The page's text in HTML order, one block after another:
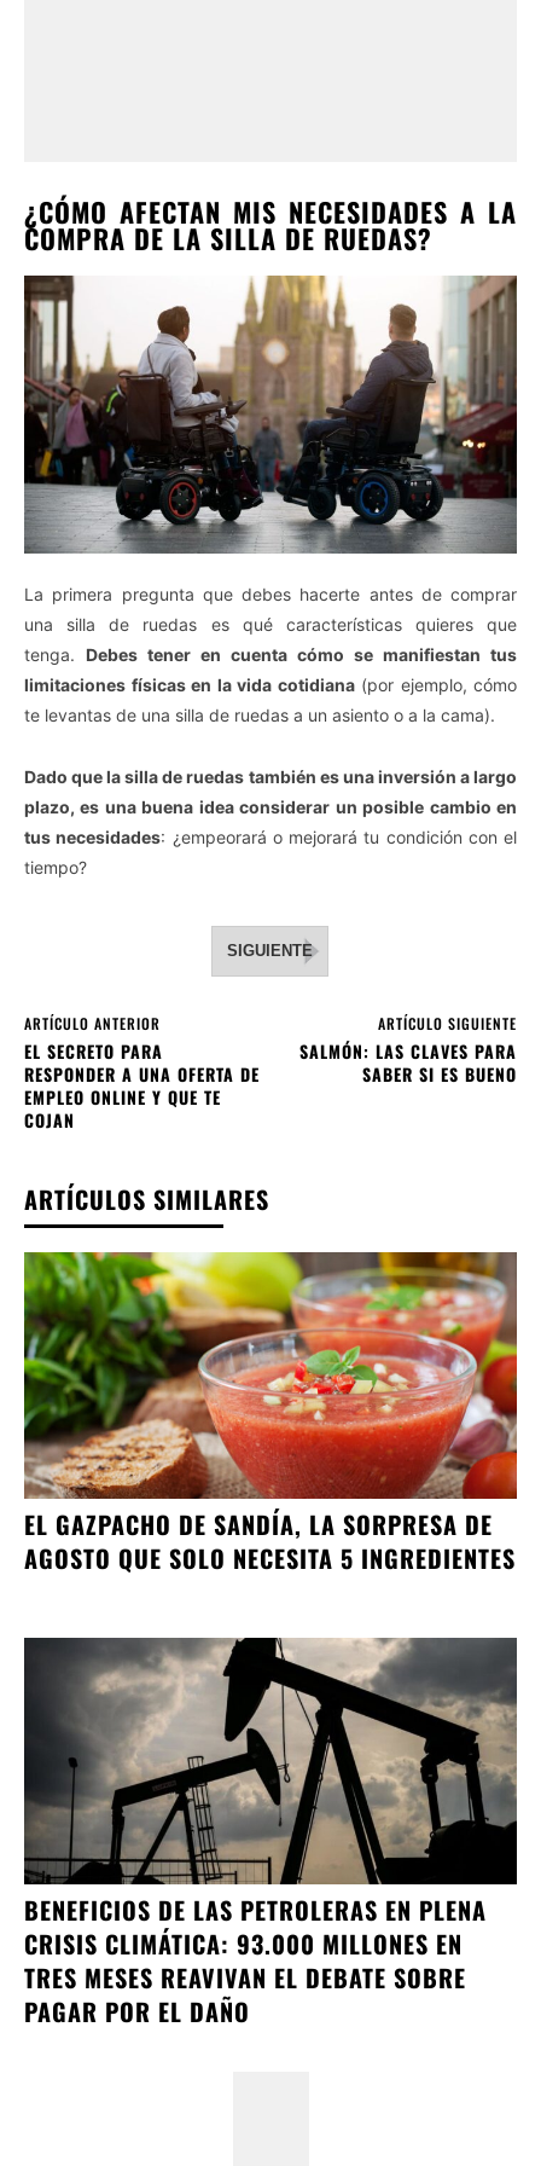
¿CÓMO AFECTAN MIS NECESIDADES A LA
COMPRA DE LA SILLA DE RUEDAS?
La primera pregunta que debes hacerte antes de comprar
una silla de ruedas es qué características quieres que
tenga. Debes tener en cuenta cómo se manifiestan tus
limitaciones físicas en la vida cotidiana(por ejemplo, cómo
te levantas de una silla de ruedas a un asiento o a la cama).
Dado que la silla de ruedas también es una inversión a largo
plazo, es una buena idea considerar un posible cambio en
tus necesidades: ¿empeorará o mejorará tu condición con el
tiempo?
SIGUIENTE
ARTÍCULO ANTERIOR
EL SECRETO PARA
RESPONDER A UNA OFERTA DE
EMPLEO ONLINE Y QUE TE
COJAN
ARTÍCULO SIGUIENTE
SALMÓN: LAS CLAVES PARA
SABER SI ES BUENO
ARTÍCULOS SIMILARES
EL GAZPACHO DE SANDÍA, LA SORPRESA DE
AGOSTO QUE SOLO NECESITA 5 INGREDIENTES
BENEFICIOS DE LAS PETROLERAS EN PLENA
CRISIS CLIMÁTICA: 93.000 MILLONES EN
TRES MESES REAVIVAN EL DEBATE SOBRE
PAGAR POR EL DAÑO